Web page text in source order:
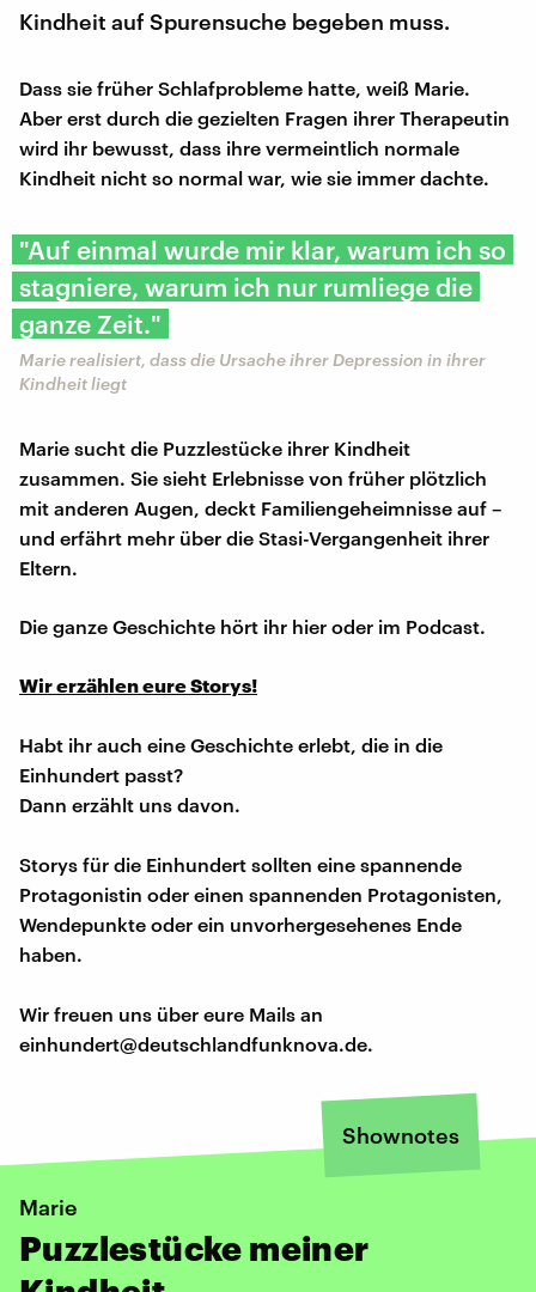
Kindheit auf Spurensuche begeben muss.
Dass sie früher Schlafprobleme hatte, weiß Marie.
Aber erst durch die gezielten Fragen ihrer Therapeutin
wird ihr bewusst, dass ihre vermeintlich normale
Kindheit nicht so normal war, wie sie immer dachte.
"Auf einmal wurde mir klar, warum ich so
stagniere, warum ich nur rumliege die
ganze Zeit."
Marie realisiert, dass die Ursache ihrer Depression in ihrer
Kindheit liegt
Marie sucht die Puzzlestücke ihrer Kindheit
zusammen. Sie sieht Erlebnisse von früher plötzlich
mit anderen Augen, deckt Familiengeheimnisse auf –
und erfährt mehr über die Stasi-Vergangenheit ihrer
Eltern.
Die ganze Geschichte hört ihr hier oder im Podcast.
Wir erzählen eure Storys!
Habt ihr auch eine Geschichte erlebt, die in die
Einhundert passt?
Dann erzählt uns davon.
Storys für die Einhundert sollten eine spannende
Protagonistin oder einen spannenden Protagonisten,
Wendepunkte oder ein unvorhergesehenes Ende
haben.
Wir freuen uns über eure Mails an
einhundert@deutschlandfunknova.de.
Shownotes
Marie
Puzzlestücke meiner